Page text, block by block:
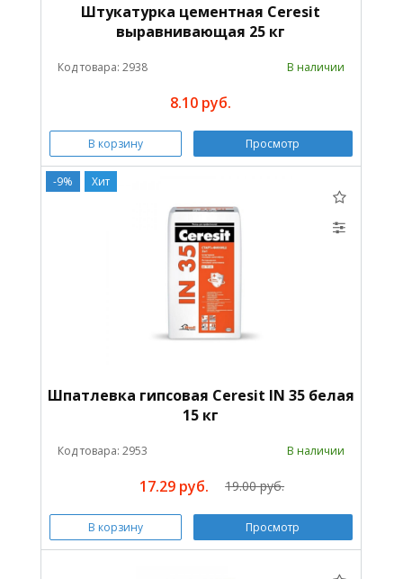
Штукатурка цементная Ceresit
выравнивающая 25 кг
Код товара: 2938 В наличии
8.10 руб.
В корзину Просмотр
-9% Хит
Шпатлевка гипсовая Ceresit IN 35 белая
15 кг
Код товара: 2953 В наличии
17.29 руб. 19.00 руб.
В корзину Просмотр